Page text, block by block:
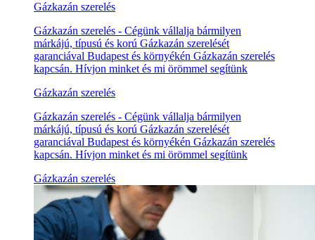
Gázkazán szerelés
Gázkazán szerelés - Cégünk vállalja bármilyen
márkájú, típusú és korú Gázkazán szerelését
garanciával Budapest és környékén Gázkazán szerelés
kapcsán. Hívjon minket és mi örömmel segítünk
Gázkazán szerelés
Gázkazán szerelés - Cégünk vállalja bármilyen
márkájú, típusú és korú Gázkazán szerelését
garanciával Budapest és környékén Gázkazán szerelés
kapcsán. Hívjon minket és mi örömmel segítünk
Gázkazán szerelés